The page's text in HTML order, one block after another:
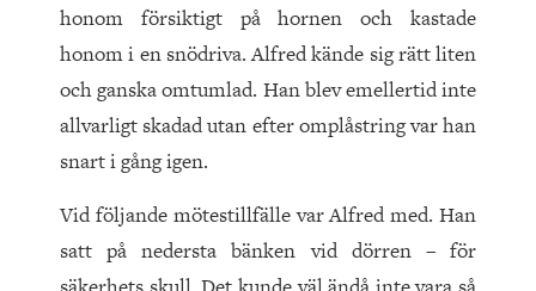
honom försiktigt på hornen och kastade
honom i en snödriva. Alfred kände sig rätt liten
och ganska omtumlad. Han blev emellertid inte
allvarligt skadad utan efter omplåstring var han
snart i gång igen.
Vid följande mötestillfälle var Alfred med. Han
satt på nedersta bänken vid dörren – för